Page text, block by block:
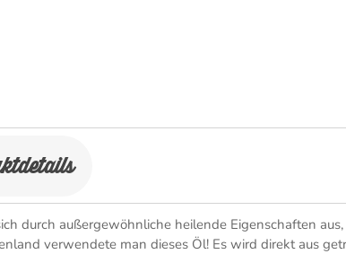
durch außergewöhnliche heilende Eigenschaften
verwendete man dieses Öl! Es wird direkt aus